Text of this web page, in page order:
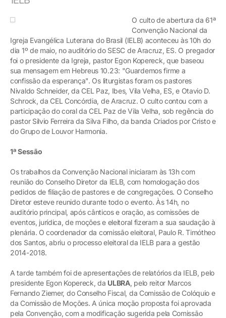
O culto de abertura da 61ª
Convenção Nacional da
Igreja Evangélica Luterana do Brasil (IELB) aconteceu às 10h do
dia 1º de maio, no auditório do SESC de Aracruz, ES. O pregador
foi o presidente da Igreja, pastor Egon Kopereck, que baseou
sua mensagem em Hebreus 10.23: "Guardemos firme a
confissão da esperança". Os liturgistas foram os pastores
Nivaldo Schneider, da CEL Paz, Ibes, Vila Velha, ES, e Otavio D.
Schrock, da CEL Concórdia, de Aracruz. O culto contou com a
participação do coral da CEL Paz de Vila Velha, sob regência do
pastor Silvio Ferreira da Silva Filho, da banda Criados por Cristo e
do Grupo de Louvor Harmonia.
1ª Sessão
Os trabalhos da Convenção Nacional iniciaram às 13h com
reunião do Conselho Diretor da IELB, com homologação dos
pedidos de filiação de pastores e de congregações. O Conselho
Diretor esteve reunido durante todo o evento. Às 14h, no
auditório principal, após cânticos e oração, as comissões de
eventos, jurídica, de moções e eleitoral fizeram a sua saudação à
plenária. O coordenador da comissão eleitoral, Paulo R. Timótheo
dos Santos, abriu o processo eleitoral da IELB para a gestão
2014-2018.
A tarde também foi de apresentações de relatórios da IELB, pelo
presidente Egon Kopereck, da ULBRA, pelo reitor Marcos
Fernando Ziemer, do Conselho Fiscal, da Comissão de Colóquio e
da Comissão de Moções. A única moção proposta foi aprovada
pela Convenção, com a modificação sugerida pela Comissão